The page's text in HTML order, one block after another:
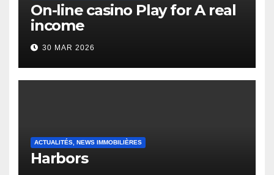
On-line casino Play for A real
income
30 MAR 2026
ACTUALITÉS, NEWS IMMOBILIÈRES
Harbors